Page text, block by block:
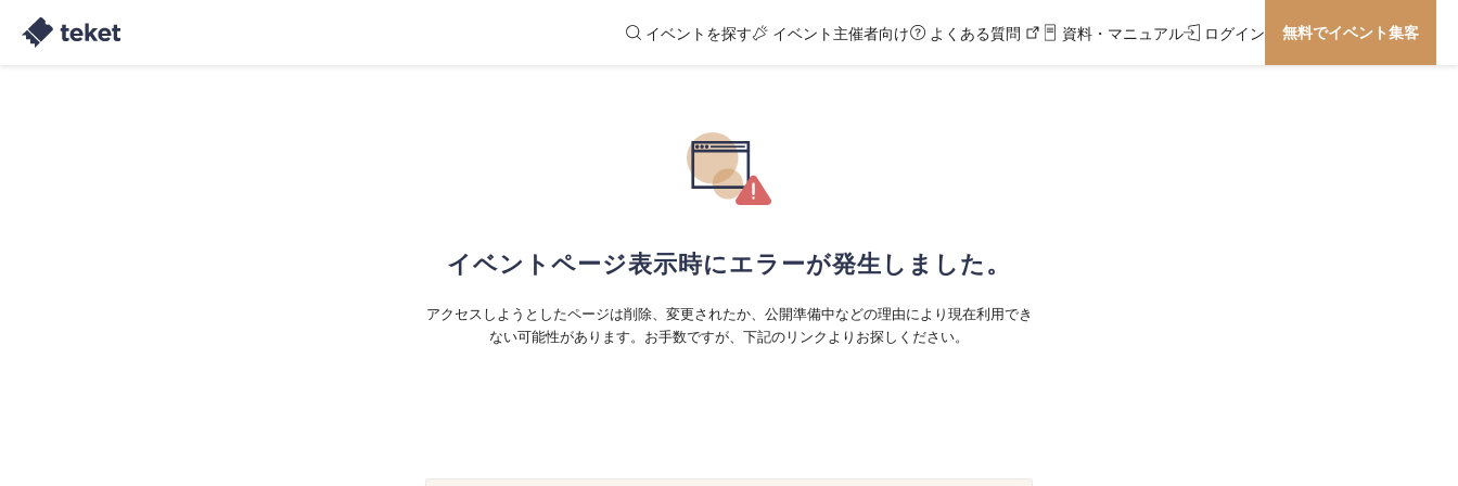
イベントを探す イベント主催者向け よくある質問 資料・マニュアル ログイン 無料でイベント集客
イベントページ表示時にエラーが発生しました。
アクセスしようとしたページは削除、変更されたか、公開準備中などの理由により現在利用でき
ない可能性があります。お手数ですが、下記のリンクよりお探しください。